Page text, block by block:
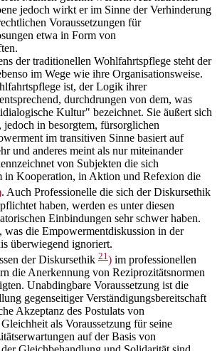
jedoch wirkt er im Sinne der Verhinderung
Voraussetzungen für
etwa in Form von
der traditionellen Wohlfahrtspflege steht der
im Wege wie ihre Organisationsweise.
ist, der Logik ihrer
durchdrungen von dem, was
Kultur" bezeichnet. Sie äußert sich
jedoch in besorgtem, fürsorglichen
im transitiven Sinne basiert auf
und anderes meint als nur miteinander
von Subjekten die sich
in Kooperation, in Aktion und Refexion die
. Auch Professionelle die sich der Diskursethik
haben, werden es unter diesen
Einbindungen sehr schwer haben.
was die Empowermentdiskussion in der
überwiegend ignoriert.
der Diskursethik 21 ) im professionellen
die Anerkennung von Reziprozitätsnormen
Unabdingbare Voraussetzung ist die
gegenseitiger Verständigungsbereitschaft
Akzeptanz des Postulats von
als Voraussetzung für seine
auf der Basis von